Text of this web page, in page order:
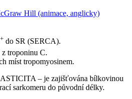
Hill (animace, anglicky)
do SR (SERCA).
z troponinu C.
míst tropomyosinem.
– je zajišťována bílkovinou
sarkomeru do původní délky.